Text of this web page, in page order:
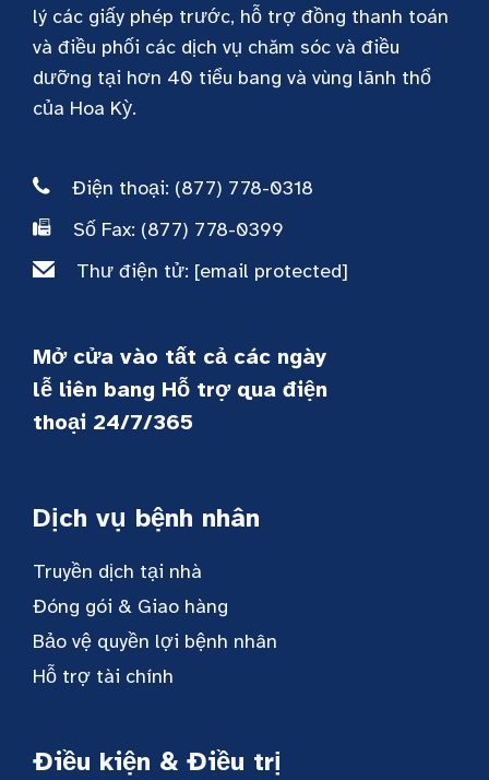
lý các giấy phép trước, hỗ trợ đồng thanh toán
và điều phối các dịch vụ chăm sóc và điều
dưỡng tại hơn 40 tiểu bang và vùng lãnh thổ
của Hoa Kỳ.
Điện thoại: (877) 778-0318
Số Fax: (877) 778-0399
Thư điện tử: [email protected]
Mở cửa vào tất cả các ngày
lễ liên bang Hỗ trợ qua điện
thoại 24/7/365
Dịch vụ bệnh nhân
Truyền dịch tại nhà
Đóng gói & Giao hàng
Bảo vệ quyền lợi bệnh nhân
Hỗ trợ tài chính
Điều kiện & Điều trị